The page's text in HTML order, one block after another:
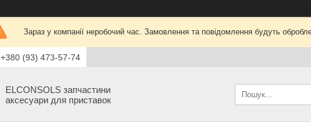
Зараз у компанії неробочий час. Замовлення та повідомлення будуть
+380 (93) 473-57-74
ELCONSOLS запчастини
аксесуари для приставок